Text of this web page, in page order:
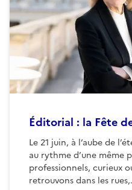
Éditorial : la Fête
Le 21 juin, à l’aube de
au rythme d’une même
professionnels, curieux
retrouvons dans les